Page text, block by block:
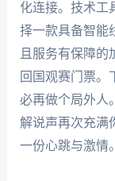
化连接。技术工
择一款具备智能
且服务有保障的
回国观赛门票。
必再做个局外人
解说声再次充满
一份心跳与激情。